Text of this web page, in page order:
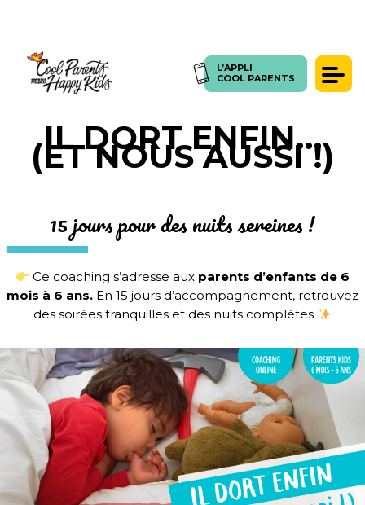
L’APPLI
COOL PARENTS
Témoignages
Presse
Articles
SE CONNECTER FORUM
L’APPLI
COOL PARENTS
> COACHING DE PARENTALITÉ COOL PARENTS : IL DORT ENFIN…(ET NOUS AUSSI !) – ENFANT
IL DORT ENFIN…
(ET NOUS AUSSI !)
15 jours pour des nuits sereines !
Ce coaching s’adresse aux parents d’enfants de 6
mois à 6 ans. En 15 jours d’accompagnement, retrouvez
des soirées tranquilles et des nuits complètes